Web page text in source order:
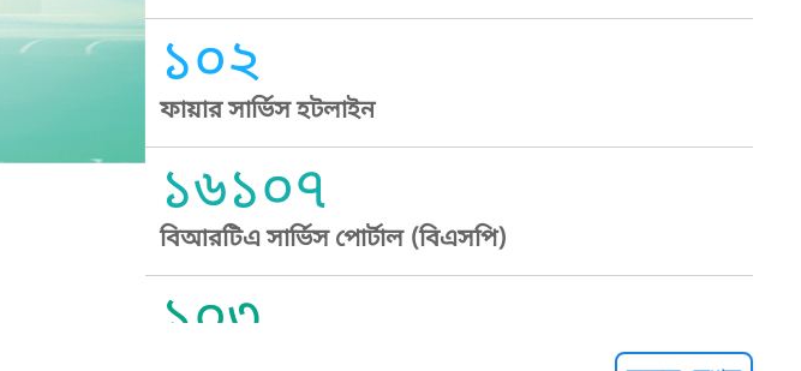
১০২
ফায়ার সার্ভিস হটলাইন
১৬১০৭
বিআরটিএ সার্ভিস পোর্টাল (বিএসপি)
১০৩